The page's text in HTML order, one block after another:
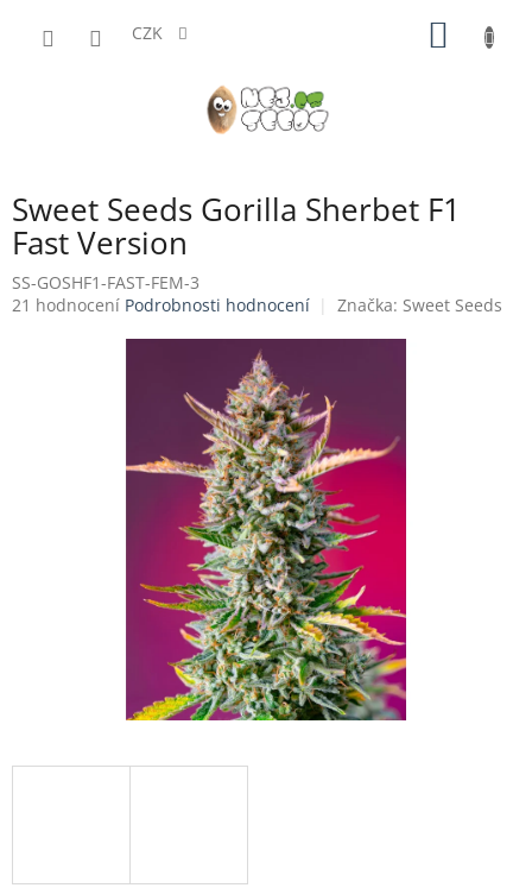
CZK
Sweet Seeds Gorilla Sherbet F1
Fast Version
SS-GOSHF1-FAST-FEM-3
Průměrné
21 hodnocení Podrobnosti hodnocení Značka: Sweet Seeds